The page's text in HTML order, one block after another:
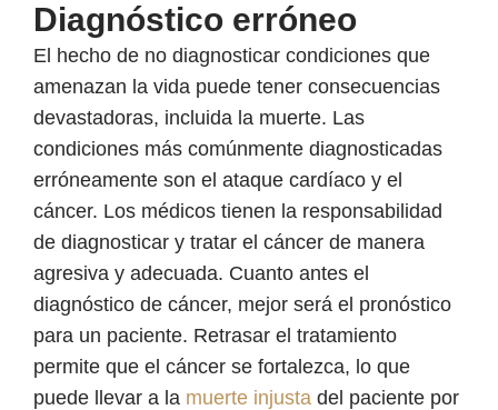
Diagnóstico erróneo
El hecho de no diagnosticar condiciones que
amenazan la vida puede tener consecuencias
devastadoras, incluida la muerte. Las
condiciones más comúnmente diagnosticadas
erróneamente son el ataque cardíaco y el
cáncer. Los médicos tienen la responsabilidad
de diagnosticar y tratar el cáncer de manera
agresiva y adecuada. Cuanto antes el
diagnóstico de cáncer, mejor será el pronóstico
para un paciente. Retrasar el tratamiento
permite que el cáncer se fortalezca, lo que
puede llevar a la muerte injusta del paciente por